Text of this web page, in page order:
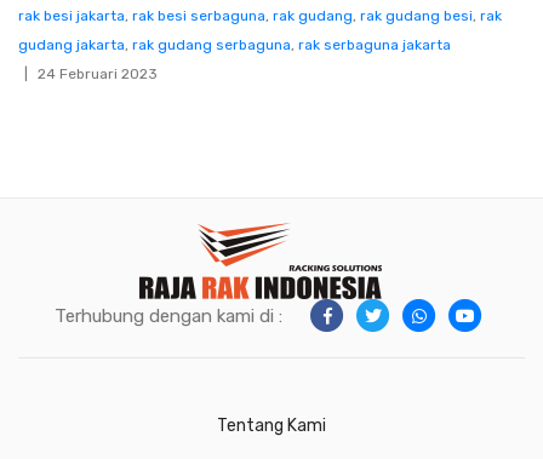
rak besi jakarta, rak besi serbaguna, rak gudang, rak gudang besi, rak
gudang jakarta, rak gudang serbaguna, rak serbaguna jakarta
24 Februari 2023
Terhubung dengan kami di :
Tentang Kami